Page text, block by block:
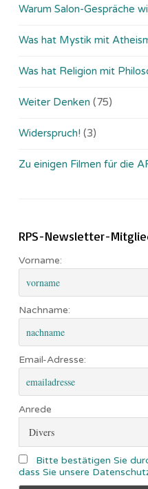
Warum Salon-Gespräche
Was hat Mystik mit
Was hat Religion mit
Weiter Denken (75)
Widerspruch! (3)
Zu einigen Filmen für die
RPS-Newsletter-
Vorname:
Nachname:
Email-Adresse:
Anrede
Bitte bestätigen Sie
dass Sie unsere